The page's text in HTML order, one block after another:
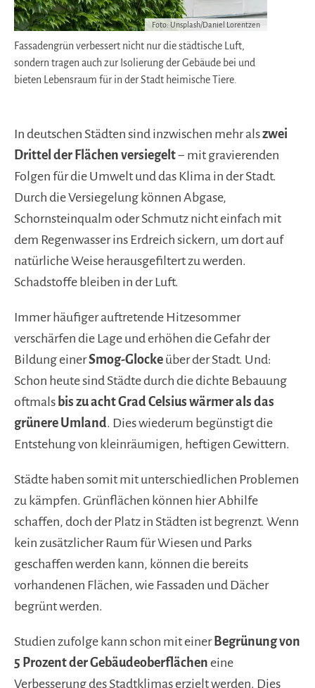
Fassadengrün verbessert nicht nur die städtische Luft,
sondern tragen auch zur Isolierung der Gebäude bei und
bieten Lebensraum für in der Stadt heimische Tiere.
Foto: Unsplash/Daniel Lorentzen
In deutschen Städten sind inzwischen mehr alszwei
Drittel der Flächen versiegelt− mit gravierenden
Folgen für die Umwelt und das Klima in der Stadt.
Durch die Versiegelung können Abgase,
Schornsteinqualm oder Schmutz nicht einfach mit
dem Regenwasser ins Erdreich sickern, um dort auf
natürliche Weise herausgefiltert zu werden.
Schadstoffe bleiben in der Luft.
Immer häufiger auftretende Hitzesommer
verschärfen die Lage und erhöhen die Gefahr der
Bildung einerSmog-Glocke über der Stadt. Und:
Schon heute sind Städte durch die dichte Bebauung
oftmals bis zu acht Grad Celsius wärmer als das
grünere Umland. Dies wiederum begünstigt die
Entstehung von kleinräumigen, heftigen Gewittern.
Städte haben somit mit unterschiedlichen Problemen
zu kämpfen. Grünflächen können hier Abhilfe
schaffen, doch der Platz in Städten ist begrenzt. Wenn
kein zusätzlicher Raum für Wiesen und Parks
geschaffen werden kann, können die bereits
vorhandenen Flächen, wie Fassaden und Dächer
begrünt werden.
Studien zufolge kann schon mit einer Begrünung von
5 Prozent der Gebäudeoberflächen eine
Verbesserung des Stadtklimas erzielt werden. Dies